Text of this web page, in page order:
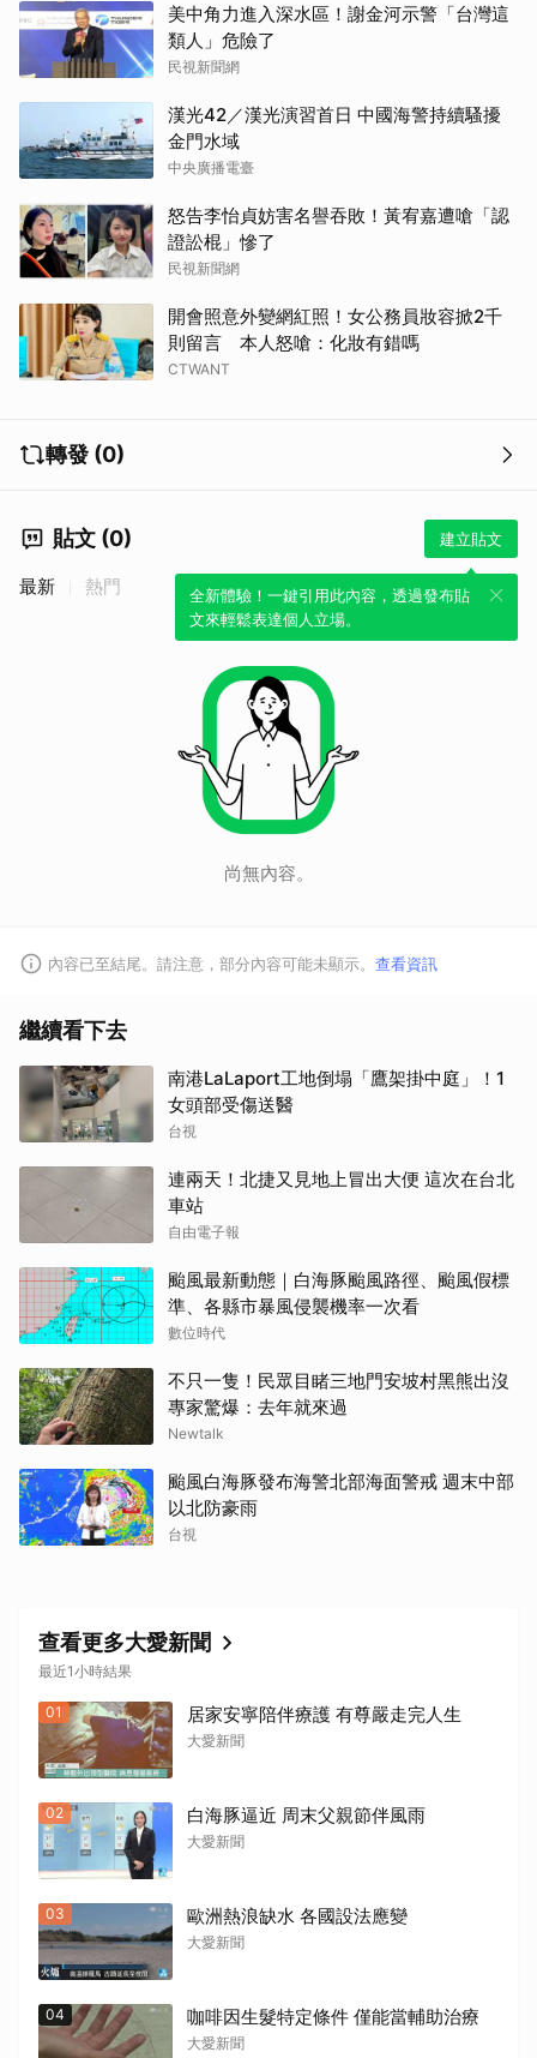
美中角力進入深水區！謝金河示警「台灣這
類人」危險了
民視新聞網
漢光42／漢光演習首日 中國海警持續騷擾
金門水域
中央廣播電臺
怒告李怡貞妨害名譽吞敗！黃宥嘉遭嗆「認
證訟棍」慘了
民視新聞網
開會照意外變網紅照！女公務員妝容掀2千
則留言 本人怒嗆：化妝有錯嗎
CTWANT
轉發 (0)
貼文 (0) 建立貼文
全新體驗！一鍵引用此內容，透過發布貼
文來輕鬆表達個人立場。
最新 熱門
尚無內容。
內容已至結尾。請注意，部分內容可能未顯示。 查看資訊
繼續看下去
南港LaLaport工地倒塌「鷹架掛中庭」！1
女頭部受傷送醫
台視
連兩天！北捷又見地上冒出大便 這次在台北
車站
自由電子報
颱風最新動態｜白海豚颱風路徑、颱風假標
準、各縣市暴風侵襲機率一次看
數位時代
不只一隻！民眾目睹三地門安坡村黑熊出沒
專家驚爆：去年就來過
Newtalk
颱風白海豚發布海警北部海面警戒 週末中部
以北防豪雨
台視
查看更多大愛新聞
最近1小時結果
01 居家安寧陪伴療護 有尊嚴走完人生
大愛新聞
02 白海豚逼近 周末父親節伴風雨
大愛新聞
03 歐洲熱浪缺水 各國設法應變
大愛新聞
04 咖啡因生髮特定條件 僅能當輔助治療
大愛新聞
取消